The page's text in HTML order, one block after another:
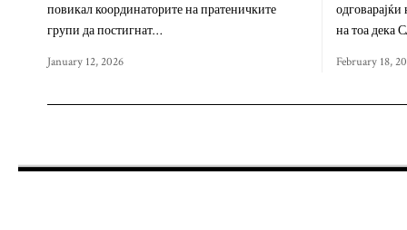
повикал координаторите на пратеничките
групи да постигнат…
January 12, 2026
на тоа дека
February 18,